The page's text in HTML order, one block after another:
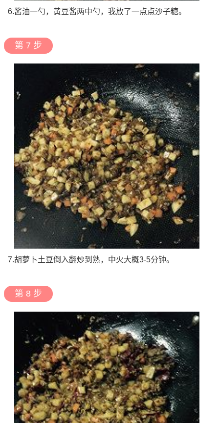
6.酱油一勺，黄豆酱两中勺，我放了一点点沙子糖。
第 7 步
7.胡萝卜土豆倒入翻炒到熟，中火大概3-5分钟。
第 8 步